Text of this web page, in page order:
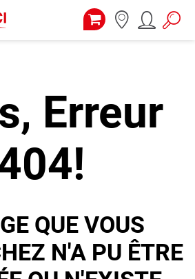
Erreur
QUE VOUS
N'A PU ÊTRE